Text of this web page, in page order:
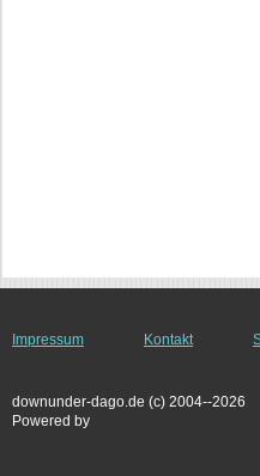
Impressum Kontakt
downunder-dago.de (c) 2004--2026
Powered by